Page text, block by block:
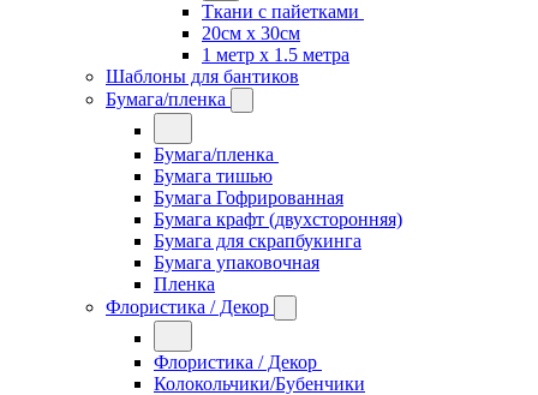
Ткани с пайетками
20см х 30см
1 метр х 1.5 метра
Шаблоны для бантиков
Бумага/пленка
Бумага/пленка
Бумага тишью
Бумага Гофрированная
Бумага крафт (двухсторонняя)
Бумага для скрапбукинга
Бумага упаковочная
Пленка
Флористика / Декор
Флористика / Декор
Колокольчики/Бубенчики